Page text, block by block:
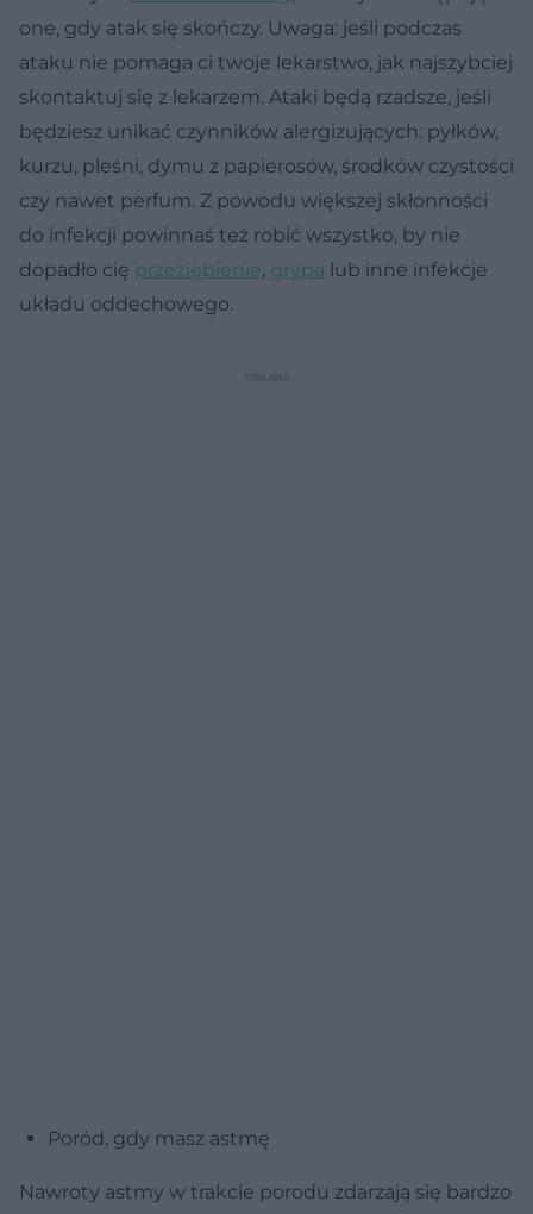
one, gdy atak się skończy. Uwaga: jeśli podczas
ataku nie pomaga ci twoje lekarstwo, jak najszybciej
skontaktuj się z lekarzem. Ataki będą rzadsze, jeśli
będziesz unikać czynników alergizujących: pyłków,
kurzu, pleśni, dymu z papierosów, środków czystości
czy nawet perfum. Z powodu większej skłonności
do infekcji powinnaś też robić wszystko, by nie
dopadło cię przeziębienie, grypa lub inne infekcje
układu oddechowego.
Poród, gdy masz astmę
Nawroty astmy w trakcie porodu zdarzają się bardzo